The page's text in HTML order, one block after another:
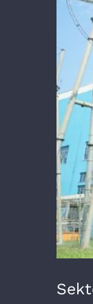
Image